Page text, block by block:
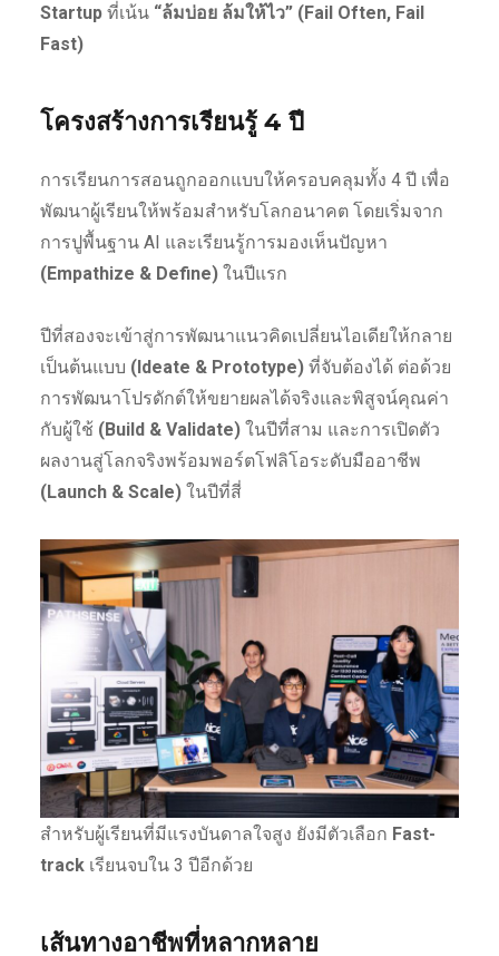
Startupที่เน้น “ล้มบ่อย ล้มให้ไว” (Fail Often, Fail
Fast)
โครงสร้างการเรียนรู้ 4 ปี
การเรียนการสอนถูกออกแบบให้ครอบคลุมทั้ง 4 ปี เพื่อ
พัฒนาผู้เรียนให้พร้อมสำหรับโลกอนาคต โดยเริ่มจาก
การปูพื้นฐาน AI และเรียนรู้การมองเห็นปัญหา
(Empathize & Define)ในปีแรก
ปีที่สองจะเข้าสู่การพัฒนาแนวคิดเปลี่ยนไอเดียให้กลาย
เป็นต้นแบบ (Ideate & Prototype)ที่จับต้องได้ ต่อด้วย
การพัฒนาโปรดักต์ให้ขยายผลได้จริงและพิสูจน์คุณค่า
กับผู้ใช้ (Build & Validate)ในปีที่สาม และการเปิดตัว
ผลงานสู่โลกจริงพร้อมพอร์ตโฟลิโอระดับมืออาชีพ
(Launch & Scale)ในปีที่สี่
สำหรับผู้เรียนที่มีแรงบันดาลใจสูง ยังมีตัวเลือก Fast-
trackเรียนจบใน 3 ปีอีกด้วย
เส้นทางอาชีพที่หลากหลาย